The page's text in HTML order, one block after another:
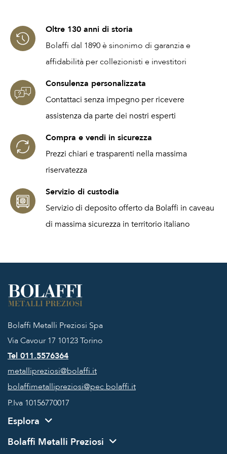
Oltre 130 anni di storia
Bolaffi dal 1890 è sinonimo di garanzia e
affidabilità per collezionisti e investitori
Consulenza personalizzata
Contattaci senza impegno per ricevere
assistenza da parte dei nostri esperti
Compra e vendi in sicurezza
Prezzi chiari e trasparenti nella massima
riservatezza
Servizio di custodia
Servizio di deposito offerto da Bolaffi in caveau
di massima sicurezza in territorio italiano
Bolaffi Metalli Preziosi Spa
Via Cavour 17 10123 Torino
Tel 011.5576364
metallipreziosi@bolaffi.it
bolaffimetallipreziosi@pec.bolaffi.it
P.Iva 10156770017
Esplora
Bolaffi Metalli Preziosi